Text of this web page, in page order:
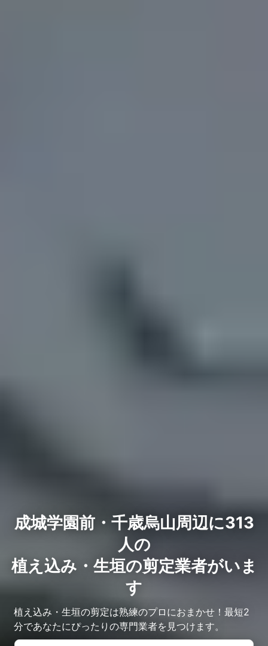
成城学園前・千歳烏山周辺に313
人の
植え込み・生垣の剪定業者がいま
す
植え込み・生垣の剪定は熟練のプロにおまかせ！最短2
分であなたにぴったりの専門業者を見つけます。